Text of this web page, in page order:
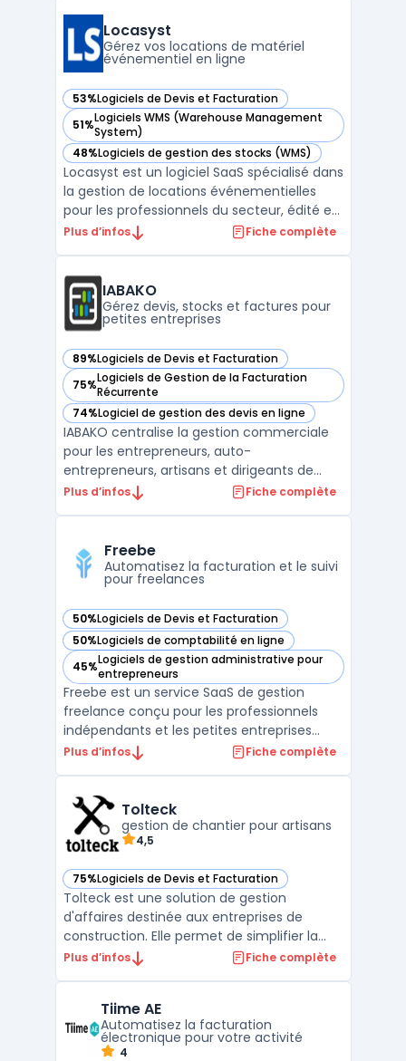
conformité réglementaire. L’interface
propose une prise en main ...
Locasyst
Gérez vos locations de matériel
événementiel en ligne
53%Logiciels de Devis et Facturation
— voir Locasyst dans cette catégorie
51%Logiciels WMS (Warehouse Management
System)
— voir Locasyst dans cette catégorie
48%Logiciels de gestion des stocks (WMS)
— voir Locasyst dans cette catégorie
Locasyst est un logiciel SaaS spécialisé dans
la gestion de locations événementielles
pour les professionnels du secteur, édité en
France et conçu pour les PME disposant de
question de la centralisation du suivi des
stocks évé ...
Plus d’infos Fiche complète
IABAKO
Gérez devis, stocks et factures pour
petites entreprises
89%Logiciels de Devis et Facturation
— voir IABAKO dans cette catégorie
75%Logiciels de Gestion de la Facturation
Récurrente
— voir IABAKO dans cette catégorie
74%Logiciel de gestion des devis en ligne
— voir IABAKO dans cette catégorie
IABAKO centralise la gestion commerciale
pour les entrepreneurs, auto-
entrepreneurs, artisans et dirigeants de
petites entreprises. Ce logiciel propose une
électronique, le suivi des achats et la
gestion des stocks. ...
Plus d’infos Fiche complète
Freebe
Automatisez la facturation et le suivi
pour freelances
50%Logiciels de Devis et Facturation
— voir Freebe dans cette catégorie
50%Logiciels de comptabilité en ligne
— voir Freebe dans cette catégorie
45%Logiciels de gestion administrative pour
entrepreneurs
— voir Freebe dans cette catégorie
Freebe est un service SaaS de gestion
freelance conçu pour les professionnels
indépendants et les petites entreprises
recherchant un outil pour organiser leur
administratifs présentent un enjeu de
temps pour les micro ...
Plus d’infos Fiche complète
Tolteck
gestion de chantier pour artisans
4,5
75%Logiciels de Devis et Facturation
— voir Tolteck dans cette catégorie
Tolteck est une solution de gestion
d'affaires destinée aux entreprises de
construction. Elle permet de simplifier la
gestion des projets en centralisant toutes
gestion des équipes et des plannings,
facturation, etc. Tol ...
Plus d’infos Fiche complète
Tiime AE
Automatisez la facturation
électronique pour votre activité
4